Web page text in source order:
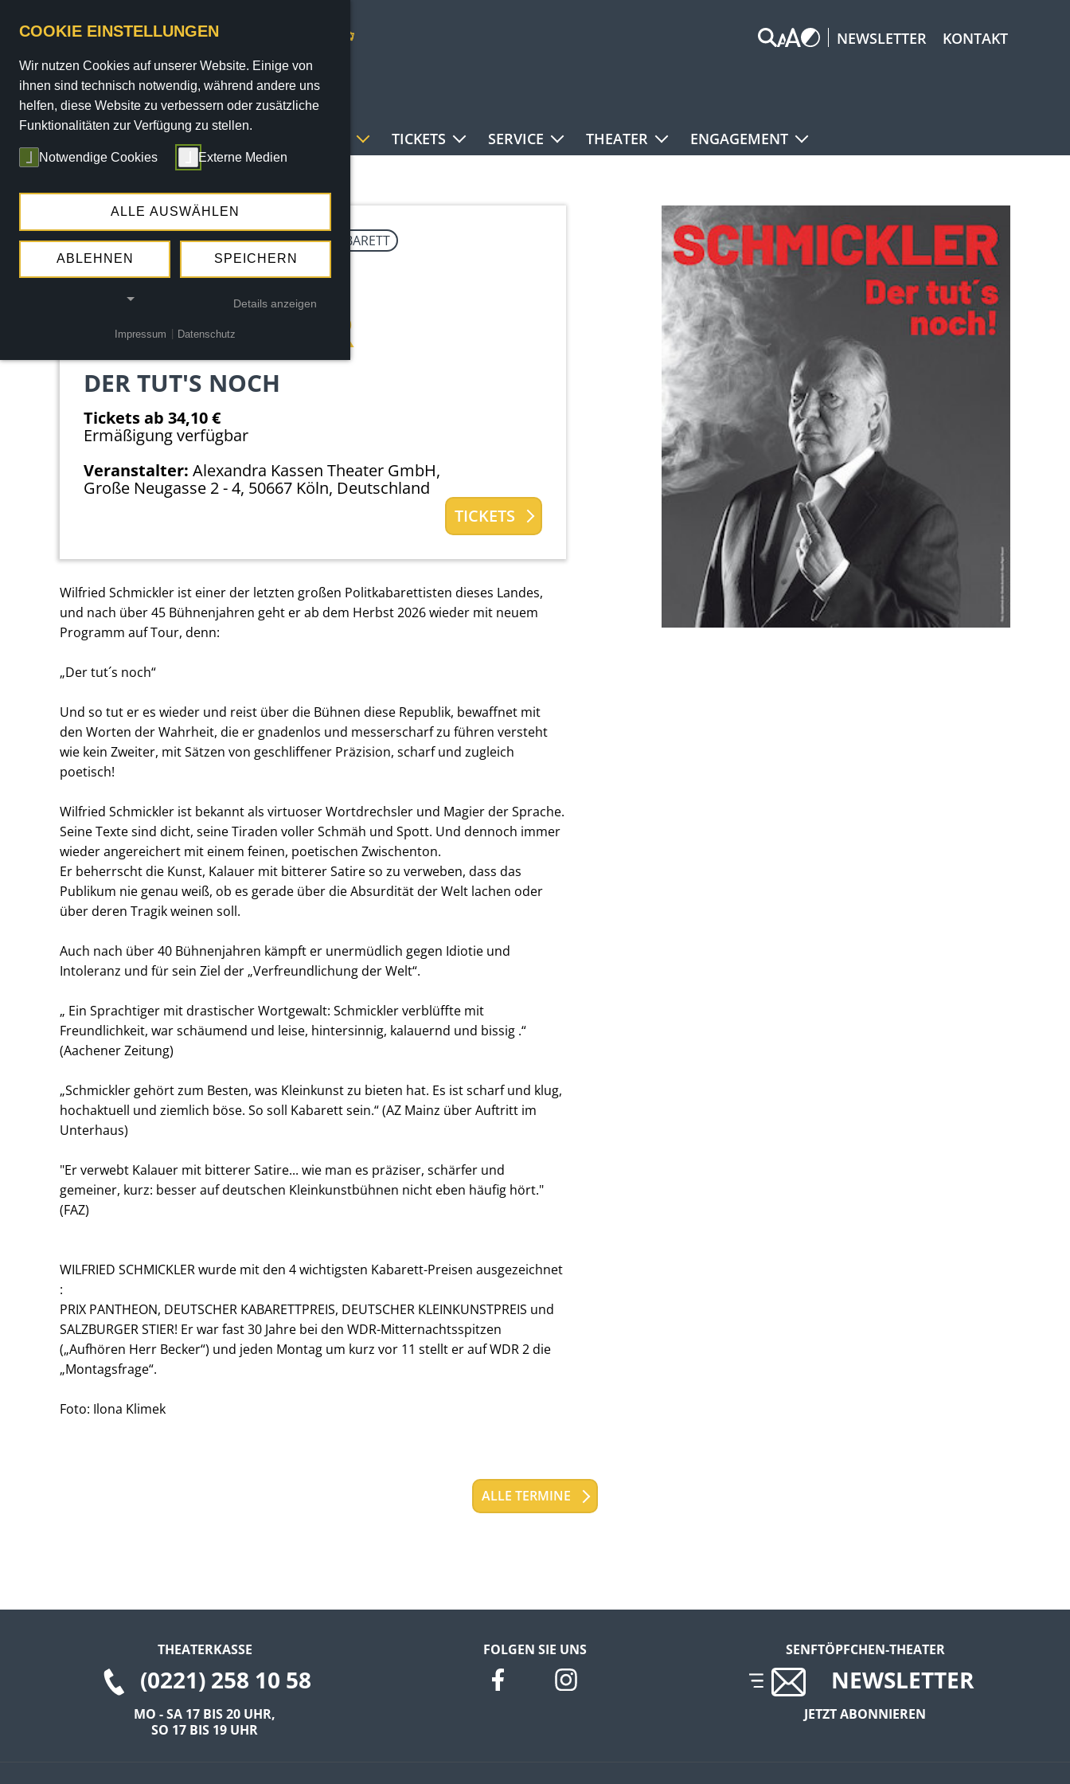
NEWSLETTER KONTAKT
TICKETS SERVICE THEATER ENGAGEMENT
/Programm
DI. 01.12.2026 | 20:15 UHR KABARETT
WILFRIED
SCHMICKLER
DER TUT'S NOCH
Tickets ab 34,10 €
Ermäßigung verfügbar
Veranstalter: Alexandra Kassen Theater GmbH,
Große Neugasse 2 - 4, 50667 Köln, Deutschland
TICKETS
Wilfried Schmickler ist einer der letzten großen Politkabarettisten dieses Landes,
und nach über 45 Bühnenjahren geht er ab dem Herbst 2026 wieder mit neuem
Programm auf Tour, denn:
„Der tut´s noch“
Und so tut er es wieder und reist über die Bühnen diese Republik, bewaffnet mit
den Worten der Wahrheit, die er gnadenlos und messerscharf zu führen versteht
wie kein Zweiter, mit Sätzen von geschliffener Präzision, scharf und zugleich
poetisch!
Wilfried Schmickler ist bekannt als virtuoser Wortdrechsler und Magier der Sprache.
Seine Texte sind dicht, seine Tiraden voller Schmäh und Spott. Und dennoch immer
wieder angereichert mit einem feinen, poetischen Zwischenton.
Er beherrscht die Kunst, Kalauer mit bitterer Satire so zu verweben, dass das
Publikum nie genau weiß, ob es gerade über die Absurdität der Welt lachen oder
über deren Tragik weinen soll.
Auch nach über 40 Bühnenjahren kämpft er unermüdlich gegen Idiotie und
Intoleranz und für sein Ziel der „Verfreundlichung der Welt“.
„ Ein Sprachtiger mit drastischer Wortgewalt: Schmickler verblüffte mit
Freundlichkeit, war schäumend und leise, hintersinnig, kalauernd und bissig .“
(Aachener Zeitung)
„Schmickler gehört zum Besten, was Kleinkunst zu bieten hat. Es ist scharf und klug,
hochaktuell und ziemlich böse. So soll Kabarett sein.“ (AZ Mainz über Auftritt im
Unterhaus)
"Er verwebt Kalauer mit bitterer Satire... wie man es präziser, schärfer und
gemeiner, kurz: besser auf deutschen Kleinkunstbühnen nicht eben häufig hört."
(FAZ)
WILFRIED SCHMICKLER wurde mit den 4 wichtigsten Kabarett-Preisen ausgezeichnet
:
PRIX PANTHEON, DEUTSCHER KABARETTPREIS, DEUTSCHER KLEINKUNSTPREIS und
SALZBURGER STIER! Er war fast 30 Jahre bei den WDR-Mitternachtsspitzen
(„Aufhören Herr Becker“) und jeden Montag um kurz vor 11 stellt er auf WDR 2 die
„Montagsfrage“.
Foto: Ilona Klimek
ALLE TERMINE
THEATERKASSE
(0221) 258 10 58
MO - SA 17 BIS 20 UHR,
SO 17 BIS 19 UHR
FOLGEN SIE UNS SENFTÖPFCHEN-THEATER
NEWSLETTER
JETZT ABONNIEREN
COOKIE EINSTELLUNGEN
Wir nutzen Cookies auf unserer Website. Einige von
ihnen sind technisch notwendig, während andere uns
helfen, diese Website zu verbessern oder zusätzliche
Funktionalitäten zur Verfügung zu stellen.
Notwendige Cookies Externe Medien
ALLE AUSWÄHLEN
ABLEHNEN SPEICHERN
Details anzeigen
Notwendige Cookies ermöglichen grundlegende
Funktionen und sind für die einwandfreie Funktion
der Website erforderlich.
ausgewählten Einverständnis-
Cookie
Laufzeit:
EXTERNE MEDIEN
Um Inhalte von Videoplattformen und Social Media
Plattformen anzeigen zu können, werden von
diesen externen Medien Cookies gesetzt.
YouTube
Vimeo
Impressum Datenschutz